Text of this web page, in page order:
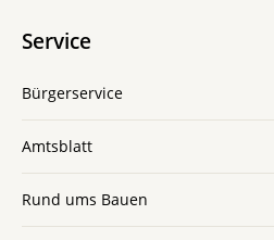
Service
Bürgerservice
Amtsblatt
Rund ums Bauen